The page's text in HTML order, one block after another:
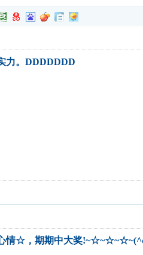
力。DDDDDDD
情☆，期期中大奖